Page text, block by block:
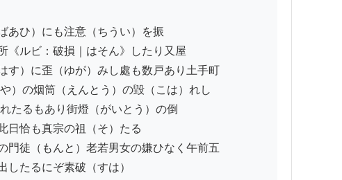
あひ）にも注意（ちうい）を振
《ルビ：破損｜はそん》したり又屋
す）に歪（ゆが）みし處も数戸あり土手町
）の烟筒（えんとう）の毀（こは）れし
たるもあり街燈（がいとう）の倒
日恰も真宗の祖（そ）たる
門徒（もんと）老若男女の嫌ひなく午前五
たるにぞ素破（すは）